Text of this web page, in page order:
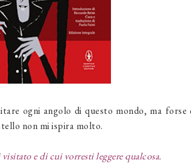
ogni angolo di questo mondo, ma forse
non mi ispira molto.
e di cui vorresti leggere qualcosa.